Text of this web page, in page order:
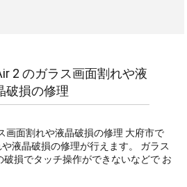
2 のガラス画面割れや液
破損の修理
画面割れや液晶破損の修理 大府市で
液晶破損の修理が行えます。 ガラス
損でタッチ操作ができないなどで お